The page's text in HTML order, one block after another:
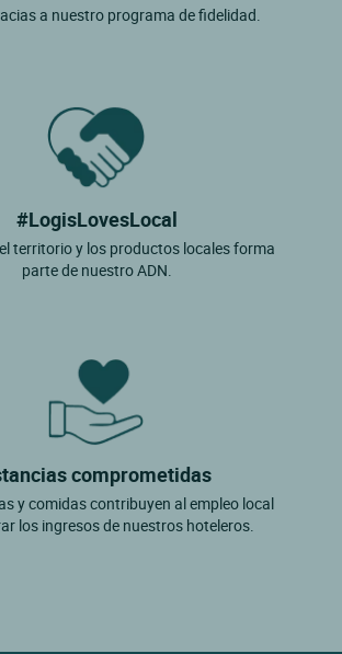
a nuestro programa de fidelidad.
#LogisLovesLocal
territorio y los productos locales forma
parte de nuestro ADN.
comprometidas
y comidas contribuyen al empleo local
los ingresos de nuestros hoteleros.